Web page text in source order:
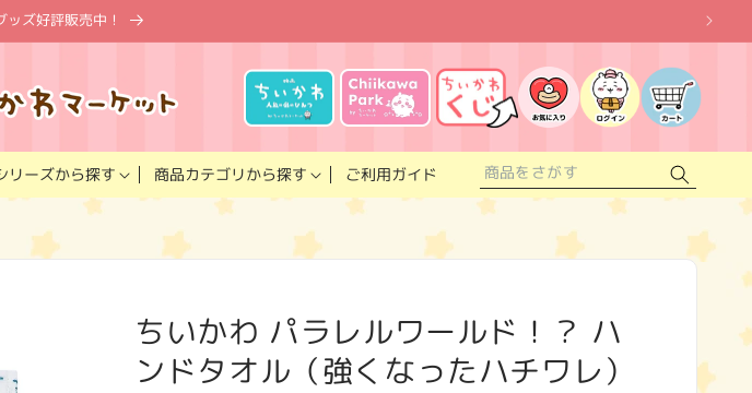
ッズ好評販売中！
リーズから探す 商品カテゴリから探す ご利用ガイド
入
り
ス
ト
グ
イ
カ
ー
ト
ちいかわ パラレルワールド！？ ハ
ンドタオル（強くなったハチワレ）